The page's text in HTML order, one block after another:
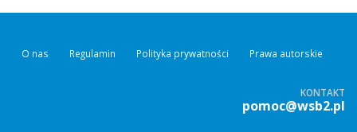
O nas Regulamin Polityka prywatności Prawa autorskie
KONTAKT
pomoc@wsb2.pl